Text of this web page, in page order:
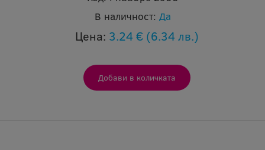
В наличност: Да
Цена: 3.24 € (6.34 лв.)